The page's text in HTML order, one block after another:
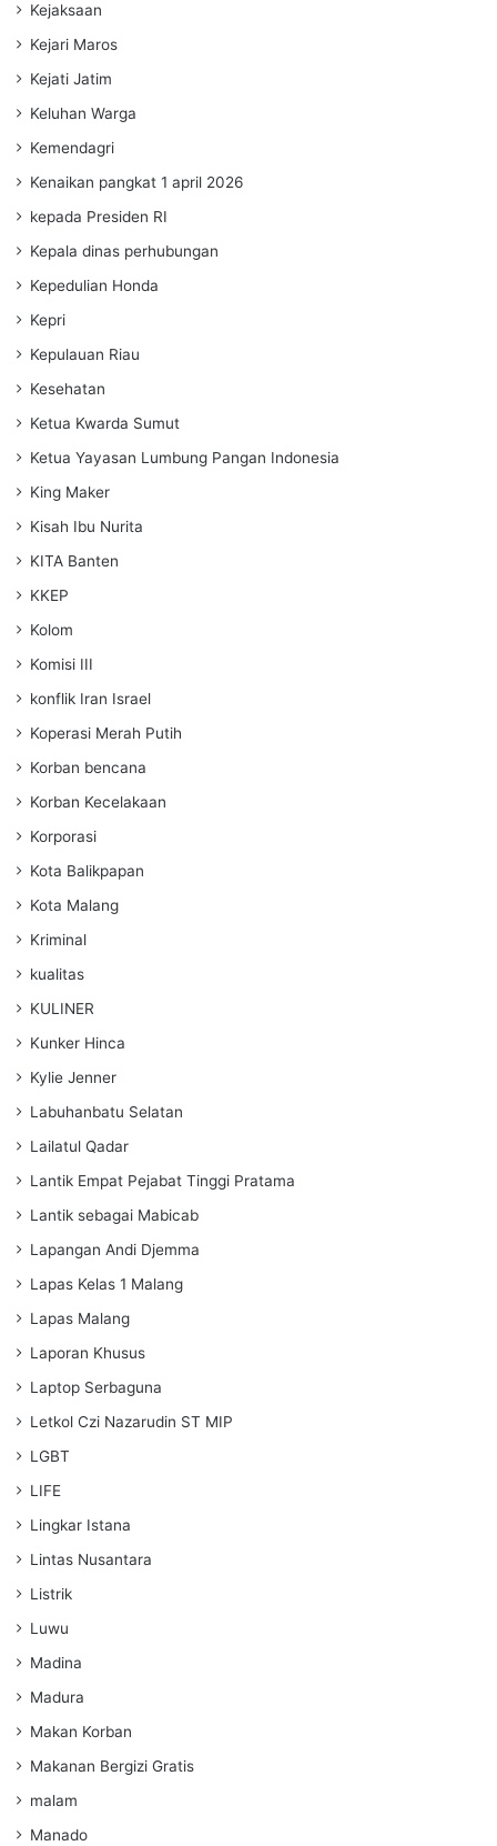
Kejaksaan
Kejari Maros
Kejati Jatim
Keluhan Warga
Kemendagri
Kenaikan pangkat 1 april 2026
kepada Presiden RI
Kepala dinas perhubungan
Kepedulian Honda
Kepri
Kepulauan Riau
Kesehatan
Ketua Kwarda Sumut
Ketua Yayasan Lumbung Pangan Indonesia
King Maker
Kisah Ibu Nurita
KITA Banten
KKEP
Kolom
Komisi III
konflik Iran Israel
Koperasi Merah Putih
Korban bencana
Korban Kecelakaan
Korporasi
Kota Balikpapan
Kota Malang
Kriminal
kualitas
KULINER
Kunker Hinca
Kylie Jenner
Labuhanbatu Selatan
Lailatul Qadar
Lantik Empat Pejabat Tinggi Pratama
Lantik sebagai Mabicab
Lapangan Andi Djemma
Lapas Kelas 1 Malang
Lapas Malang
Laporan Khusus
Laptop Serbaguna
Letkol Czi Nazarudin ST MIP
LGBT
LIFE
Lingkar Istana
Lintas Nusantara
Listrik
Luwu
Madina
Madura
Makan Korban
Makanan Bergizi Gratis
malam
Manado